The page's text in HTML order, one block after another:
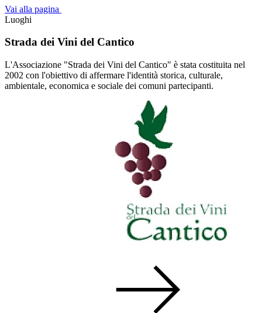
Vai alla pagina
Luoghi
Strada dei Vini del Cantico
L'Associazione "Strada dei Vini del Cantico" è stata costituita nel
2002 con l'obiettivo di affermare l'identità storica, culturale,
ambientale, economica e sociale dei comuni partecipanti.